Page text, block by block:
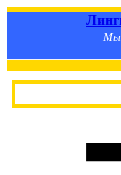
Мы